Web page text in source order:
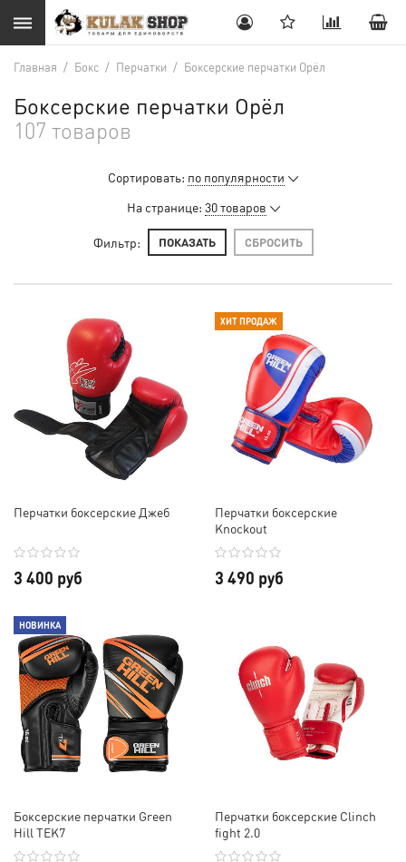
Главная / Бокс / Перчатки / Боксерские перчатки Орёл
Боксерские перчатки Орёл
107 товаров
Сортировать: по популярности
На странице: 30 товаров
Фильтр: ПОКАЗАТЬ СБРОСИТЬ
Перчатки боксерские Джеб
3 400 руб
ХИТ ПРОДАЖ
Перчатки боксерские
Knockout
3 490 руб
НОВИНКА
Боксерские перчатки Green
Hill TEK7
Перчатки боксерские Clinch
fight 2.0